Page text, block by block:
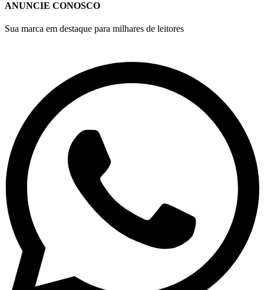
ANUNCIE CONOSCO
Sua marca em destaque para milhares de leitores